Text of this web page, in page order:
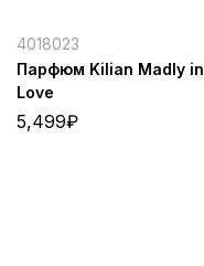
4018023
Парфюм Kilian Madly in
Love
5,499₽